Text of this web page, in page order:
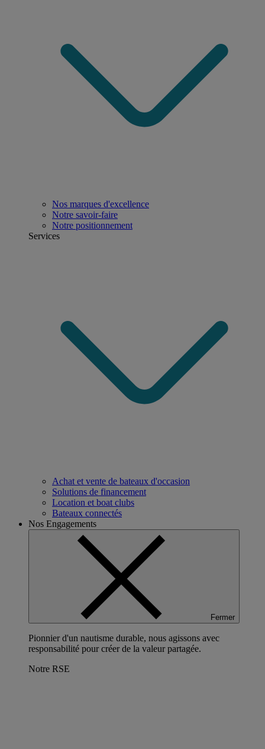
Nos marques d'excellence
Notre savoir-faire
Notre positionnement
Services
Achat et vente de bateaux d'occasion
Solutions de financement
Location et boat clubs
Bateaux connectés
Nos Engagements
Fermer
Pionnier d'un nautisme durable, nous agissons avec
responsabilité pour créer de la valeur partagée.
Notre RSE